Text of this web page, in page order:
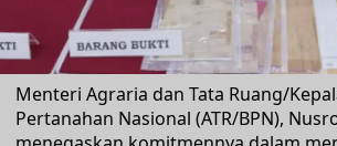
Menteri Agraria dan Tata Ruang/
Pertanahan Nasional (ATR/BPN),